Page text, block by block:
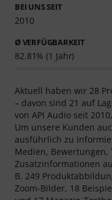
BEI UNS SEIT
2010
Ø VERFÜGBARKEIT
82.81% (1 Jahr)
Aktuell haben wir 28
– davon sind 21 auf
von API Audio seit
Um unsere Kunden
ausführlich zu
Medien,
Zusatzinformationen
B. 249
Zoom-Bilder, 18